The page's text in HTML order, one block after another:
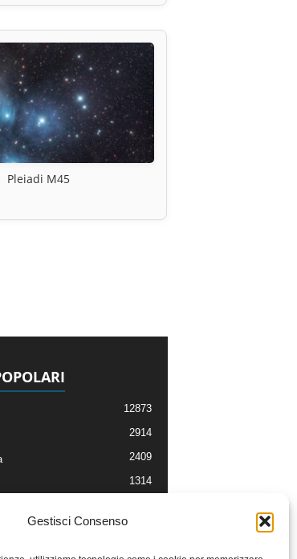
Gestisci Consenso
Pleiadi M45
12873
2914
2409
1314
Line